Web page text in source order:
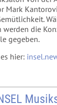
Mark
die
gegeben.
hier: